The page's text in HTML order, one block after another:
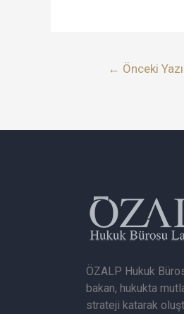
← Önceki Yazı
ÖZALP Hukuk
bakan, hukukta
strateji katarak